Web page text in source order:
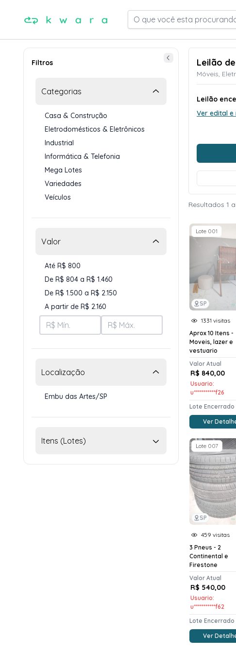
O que você esta
Filtros
Categorias
Casa & Construção
Eletrodomésticos & Eletrônicos
Industrial
Informática & Telefonia
Mega Lotes
Variedades
Veículos
Valor
Até R$ 800
De R$ 804 a R$ 1.460
De R$ 1.500 a R$ 2.150
A partir de R$ 2.160
Localização
Embu das Artes/SP
Itens (Lotes)
Leilão
Móveis,
Leilão
Ver edital e
Resultados 1
SP
Lote 001
1331 visitas
Aprox 10 Itens -
Moveis, lazer e
vestuario
Valor Atual
R$ 840,00
Usuario:
u***********f26
Lote Encerrado
Ver
SP
Lote 007
459 visitas
3 Pneus - 2
Continental e
Firestone
Valor Atual
R$ 540,00
Usuario:
u***********f62
Lote Encerrado
Ver